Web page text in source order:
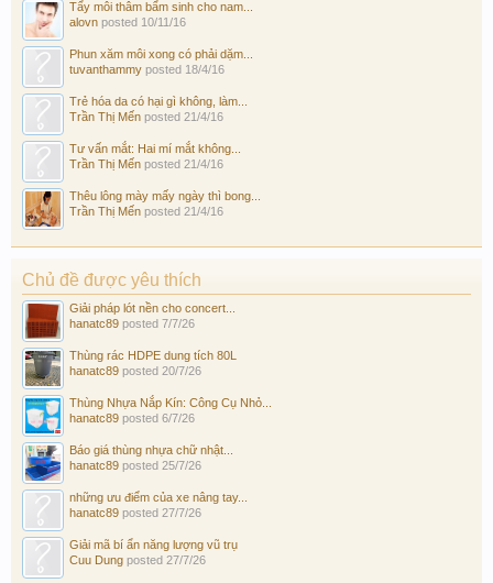
Tẩy môi thâm bẩm sinh cho nam...
alovn posted 10/11/16
Phun xăm môi xong có phải dặm...
tuvanthammy posted 18/4/16
Trẻ hóa da có hại gì không, làm...
Trần Thị Mến posted 21/4/16
Tư vấn mắt: Hai mí mắt không...
Trần Thị Mến posted 21/4/16
Thêu lông mày mấy ngày thì bong...
Trần Thị Mến posted 21/4/16
Chủ đề được yêu thích
Giải pháp lót nền cho concert...
hanatc89 posted 7/7/26
Thùng rác HDPE dung tích 80L
hanatc89 posted 20/7/26
Thùng Nhựa Nắp Kín: Công Cụ Nhỏ...
hanatc89 posted 6/7/26
Báo giá thùng nhựa chữ nhật...
hanatc89 posted 25/7/26
những ưu điểm của xe nâng tay...
hanatc89 posted 27/7/26
Giải mã bí ẩn năng lượng vũ trụ
Cuu Dung posted 27/7/26